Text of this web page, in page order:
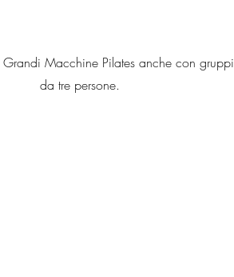
Macchine Pilates anche con gruppi
da tre persone.